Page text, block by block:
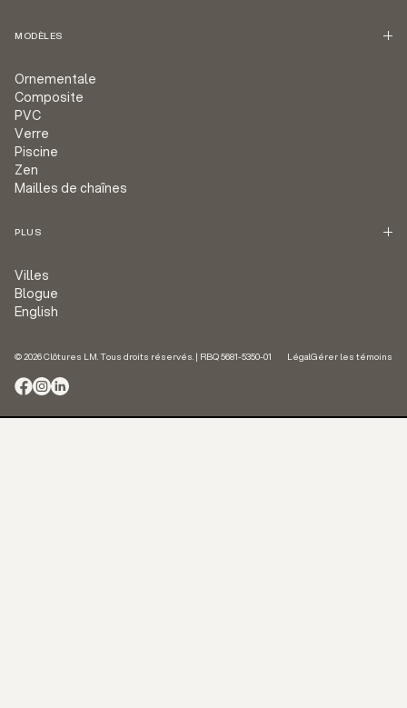
MODÈLES
Ornementale
Composite
PVC
Verre
Piscine
Zen
Mailles de chaînes
PLUS
Villes
Blogue
English
© 2026 Clôtures LM. Tous droits réservés. | RBQ 5681-5350-01 LégalGérer les témoins